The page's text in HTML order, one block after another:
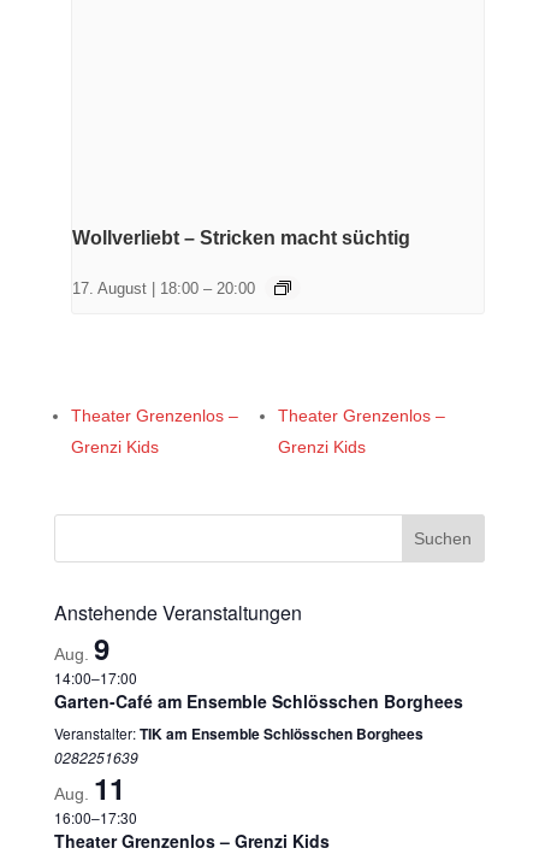
Wollverliebt – Stricken macht süchtig
17. August | 18:00 – 20:00
Theater Grenzenlos –
Grenzi Kids
Theater Grenzenlos –
Grenzi Kids
Anstehende Veranstaltungen
Aug. 9
14:00–17:00
Garten-Café am Ensemble Schlösschen Borghees
Veranstalter:TIK am Ensemble Schlösschen Borghees
0282251639
Aug. 11
16:00–17:30
Theater Grenzenlos – Grenzi Kids